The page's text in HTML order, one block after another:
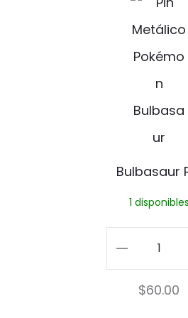
u
l
b
a
s
r
i
n
Bulbasaur
1 disponibles
Bulbasaur
Pin
cantidad
$60.00